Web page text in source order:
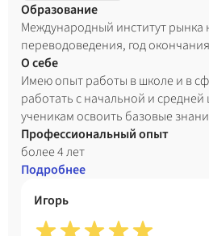
Образование
Международный институт рынка
переводоведения, год
О себе
Имею опыт работы в школе и в
работать с начальной и
ученикам освоить базовые
школе. В свободное время
лауреатом различных конкурсов
вокалу.
Профессиональный опыт
более 4 лет
Подробнее
Игорь